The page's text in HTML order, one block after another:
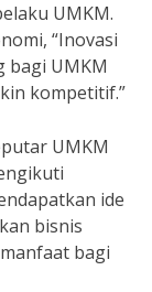
UMKM.
“Inovasi
bagi UMKM
kompetitif.”
UMKM
ide
bisnis
bagi